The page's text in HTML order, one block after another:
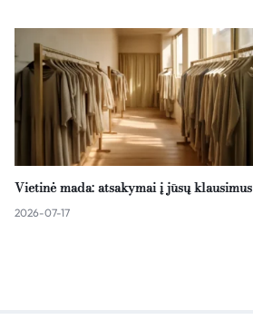
Vietinė mada: atsakymai į jūsų klausimus
2026-07-17